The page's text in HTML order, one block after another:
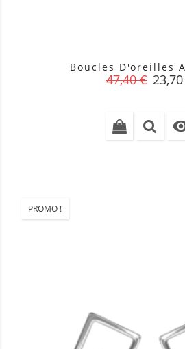
Boucles D'oreilles
Prix
47,40 € Prix
PROMO !